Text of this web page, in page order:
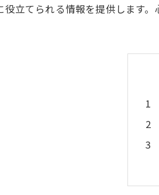
役立てられる情報を提供します